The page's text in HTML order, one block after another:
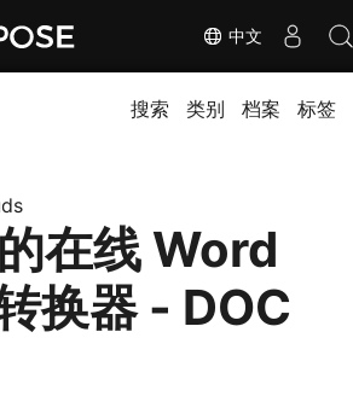
中文
搜索 类别 档案 标签
在线 Word
换器 - DOC